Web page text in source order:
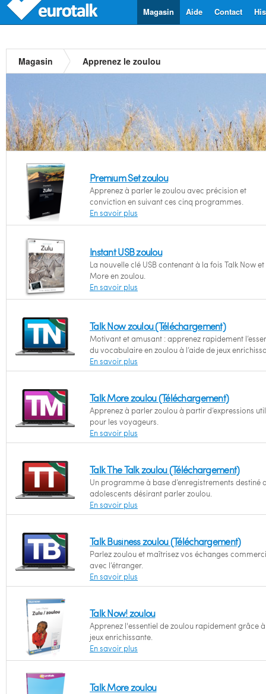
Contact
Aide
Magasin
Magasin Apprenez le zoulou
Premium Set zoulou
Apprenez à parler le zoulou avec précision et
conviction en suivant ces cinq programmes.
En savoir plus
Instant USB zoulou
La nouvelle clé USB contenant à la fois Talk Now et
More en zoulou.
En savoir plus
Talk Now zoulou (Téléchargement)
Motivant et amusant : apprenez rapidement
du vocabulaire en zoulou à l’aide de jeux
En savoir plus
Talk More zoulou (Téléchargement)
Apprenez à parler zoulou à partir d’expressions
pour les voyageurs.
En savoir plus
Talk The Talk zoulou (Téléchargement)
Un programme à base d’enregistrements destiné
adolescents désirant parler zoulou.
En savoir plus
Talk Business zoulou (Téléchargement)
Parlez zoulou et maîtrisez vos échanges
avec l’étranger.
En savoir plus
Talk Now! zoulou
Apprenez l'essentiel de zoulou rapidement grâce
jeux enrichissante.
En savoir plus
Talk More zoulou